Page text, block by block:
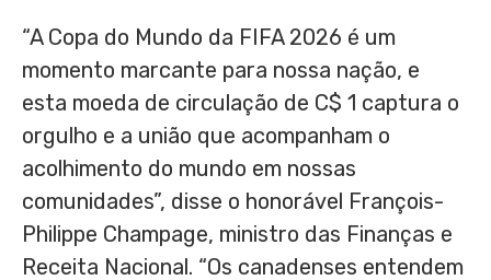
“A Copa do Mundo da FIFA 2026 é um
momento marcante para nossa nação, e
esta moeda de circulação de C$ 1 captura o
orgulho e a união que acompanham o
acolhimento do mundo em nossas
comunidades”, disse o honorável François-
Philippe Champage, ministro das Finanças e
Receita Nacional. “Os canadenses entendem